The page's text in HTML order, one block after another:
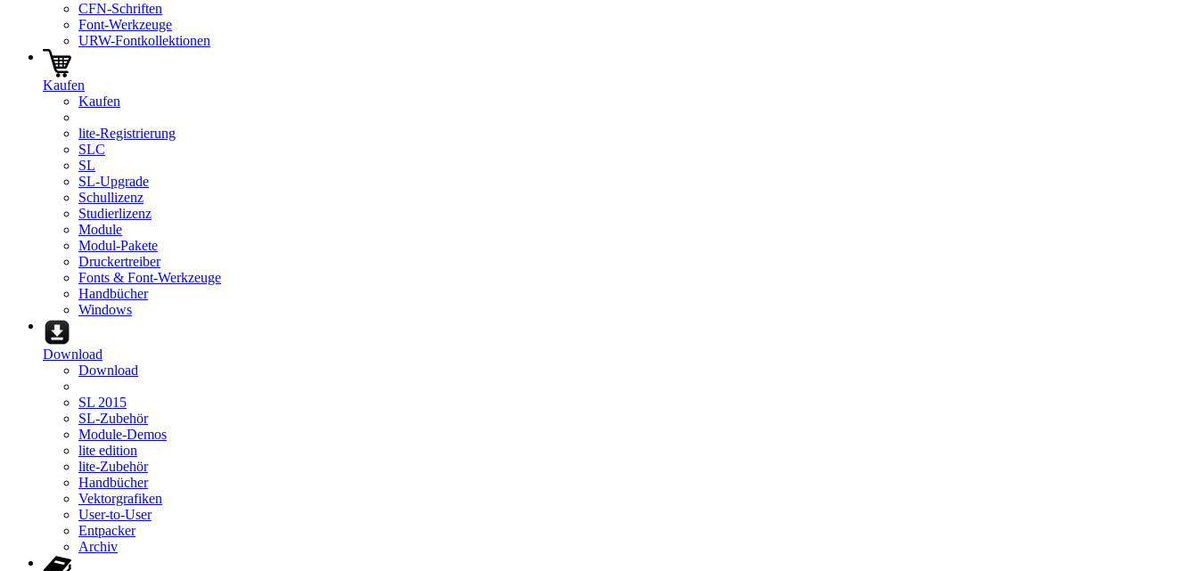
CFN-Schriften
Font-Werkzeuge
URW-Fontkollektionen
Kaufen
Kaufen
lite-Registrierung
SLC
SL
SL-Upgrade
Schullizenz
Studierlizenz
Module
Modul-Pakete
Druckertreiber
Fonts & Font-Werkzeuge
Handbücher
Windows
Download
Download
SL 2015
SL-Zubehör
Module-Demos
lite edition
lite-Zubehör
Handbücher
Vektorgrafiken
User-to-User
Entpacker
Archiv